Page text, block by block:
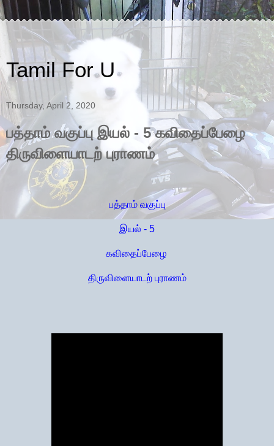
Tamil For U
Thursday, April 2, 2020
பத்தாம் வகுப்பு இயல் - 5 கவிதைப்பேழை
திருவிளையாடற் புராணம்
பத்தாம் வகுப்பு
இயல் - 5
கவிதைப்பேழை
திருவிளையாடற் புராணம்